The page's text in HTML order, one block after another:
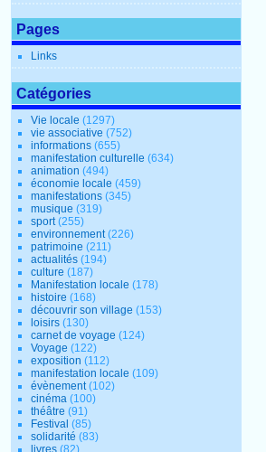
Pages
Links
Catégories
Vie locale (1297)
vie associative (752)
informations (655)
manifestation culturelle (634)
animation (494)
économie locale (459)
manifestations (345)
musique (319)
sport(255)
environnement(226)
patrimoine (211)
actualités (194)
culture (187)
Manifestation locale (178)
histoire (168)
découvrir son village (153)
loisirs (130)
carnet de voyage (124)
Voyage (122)
exposition (112)
manifestation locale (109)
évènement(102)
cinéma (100)
théâtre (91)
Festival (85)
solidarité (83)